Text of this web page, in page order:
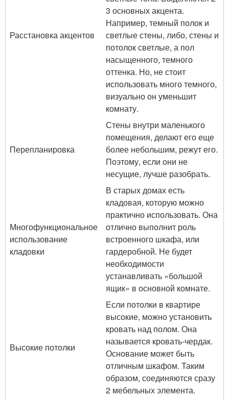
Расстановка акцентов
3 основных акцента.
Например, темный полок и
светлые стены, либо, стены и
потолок светлые, а пол
насыщенного, темного
оттенка. Но, не стоит
использовать много темного,
визуально он уменьшит
комнату.
Перепланировка
Стены внутри маленького
помещения, делают его еще
более небольшим, режут его.
Поэтому, если они не
несущие, лучше разобрать.
Многофункциональное
использование
кладовки
В старых домах есть
кладовая, которую можно
практично использовать. Она
отлично выполнит роль
встроенного шкафа, или
гардеробной. Не будет
необходимости
устанавливать «большой
ящик» в основной комнате.
Высокие потолки
Если потолки в квартире
высокие, можно установить
кровать над полом. Она
называется кровать-чердак.
Основание может быть
отличным шкафом. Таким
образом, соединяются сразу
2 мебельных элемента.